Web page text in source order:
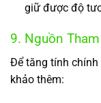
giữ được độ
9. Nguồn
Để tăng tính chính
khảo thêm: